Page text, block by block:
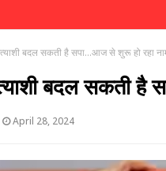
बदल सकती है सपा...आज से शुरू हो रहा
बदल सकती है
April 28, 2024